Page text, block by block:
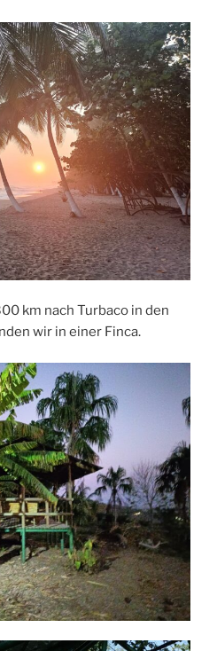
km nach Turbaco in den
wir in einer Finca.